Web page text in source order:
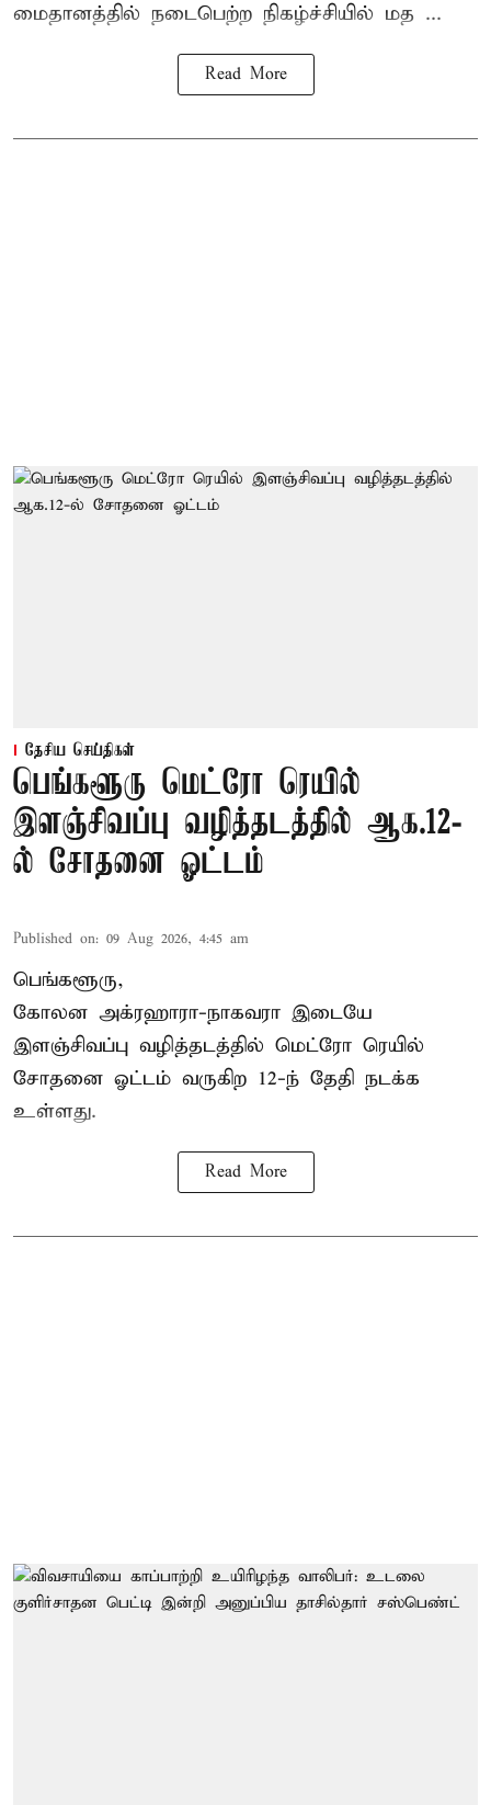
மைதானத்தில் நடைபெற்ற நிகழ்ச்சியில் மத ...
Read More
தேசிய செய்திகள்
பெங்களூரு மெட்ரோ ரெயில்
இளஞ்சிவப்பு வழித்தடத்தில் ஆக.12-
ல் சோதனை ஓட்டம்
Published on: 09 Aug 2026, 4:45 am
பெங்களூரு,
கோலன அக்ரஹாரா-நாகவரா இடையே
இளஞ்சிவப்பு வழித்தடத்தில் மெட்ரோ ரெயில்
சோதனை ஓட்டம் வருகிற 12-ந் தேதி நடக்க
உள்ளது.
Read More